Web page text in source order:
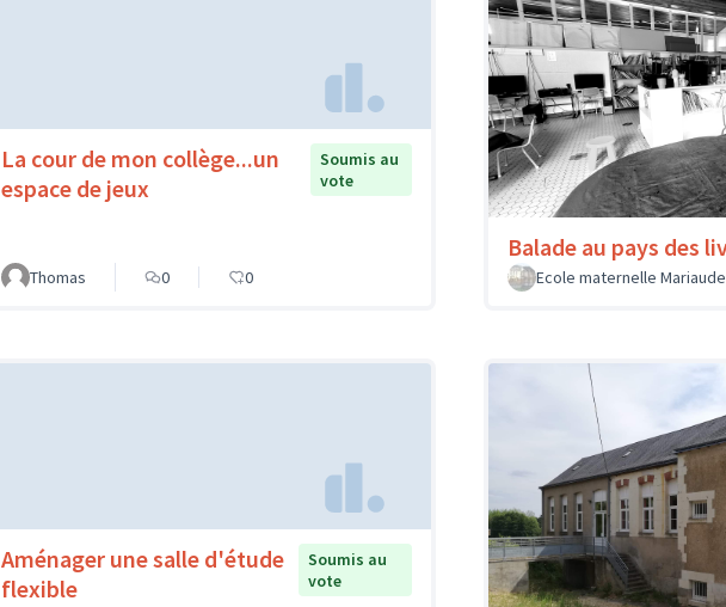
La cour de mon collège...un
espace de jeux
Soumis au
vote
Thomas 0 0
Balade au pays des
Ecole maternelle Mariaude
Aménager une salle d'étude
flexible
Soumis au
vote